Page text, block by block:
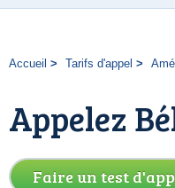
Accueil Tarifs d'appel
Appelez
Faire un test